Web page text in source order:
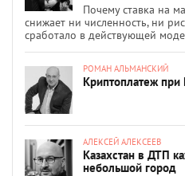
Почему ставка на
снижает ни численность, ни
сработало в действующей
РОМАН АЛЬМАНСКИЙ
Криптоплатеж при
АЛЕКСЕЙ АЛЕКСЕЕВ
Казахстан в ДТП
небольшой город